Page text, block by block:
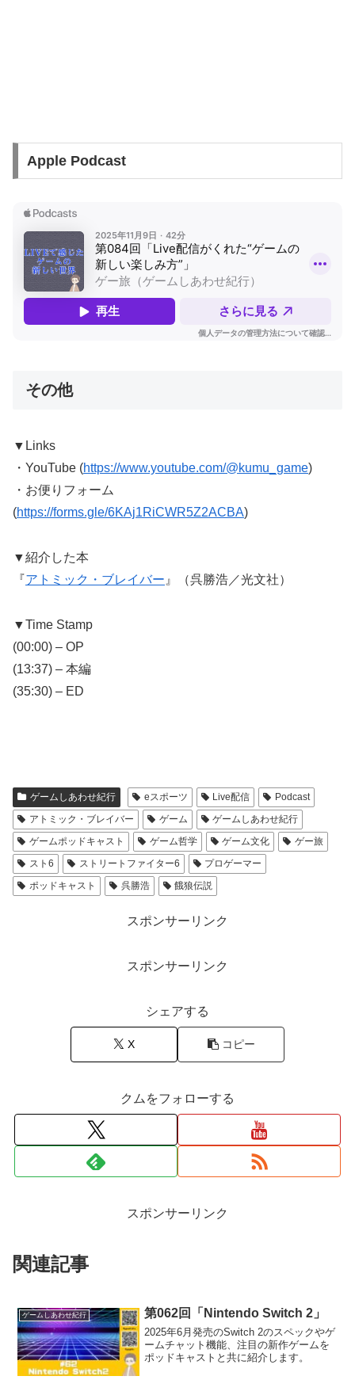
Apple Podcast
その他
▼Links
・YouTube (https://www.youtube.com/@kumu_game)
・お便りフォーム
(https://forms.gle/6KAj1RiCWR5Z2ACBA)
▼紹介した本
『アトミック・ブレイバー 』（呉勝浩／光文社）
▼Time Stamp
(00:00) – OP
(13:37) – 本編
(35:30) – ED
ゲームしあわせ紀行 eスポーツ Live配信
Podcast
アトミック・ブレイバー
ゲーム
ゲームしあわせ紀行
ゲームポッドキャスト
ゲーム哲学 ゲーム文化
ゲー旅
スト6
ストリートファイター6
プロゲーマー
ポッドキャスト
呉勝浩 餓狼伝説
スポンサーリンク
スポンサーリンク
シェアする
X コピー
クムをフォローする
スポンサーリンク
関連記事
ゲームしあわせ紀行 第062回「Nintendo Switch 2」
2025年6月発売のSwitch 2のスペックやゲ
ームチャット機能、注目の新作ゲームを
ポッドキャストと共に紹介します。